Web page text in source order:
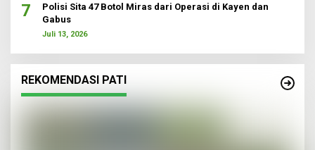
7
Polisi Sita 47 Botol Miras dari Operasi di Kayen dan
Gabus
Juli 13, 2026
REKOMENDASI PATI